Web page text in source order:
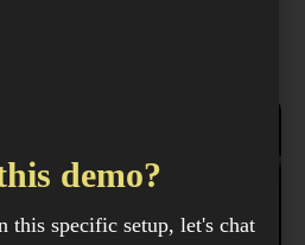
takimata sanctus est
demo?
this specific setup, let's chat